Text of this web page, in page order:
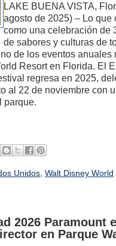
LAKE BUENA VISTA,
agosto de 2025) – Lo que
como una celebración de
de sabores y culturas de
de los eventos anuales
Resort en Florida. El
regresa en 2025,
al 22 de noviembre con
parque.
Unidos, Walt Disney World
2026 Paramount
en Parque